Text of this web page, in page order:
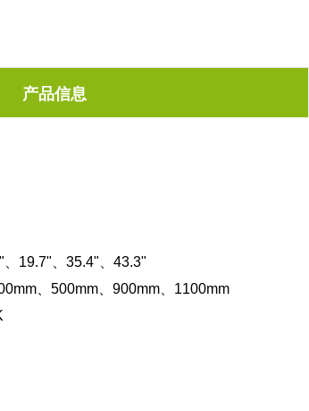
产品信息
、19.7"、35.4"、43.3"
、500mm、900mm、1100mm